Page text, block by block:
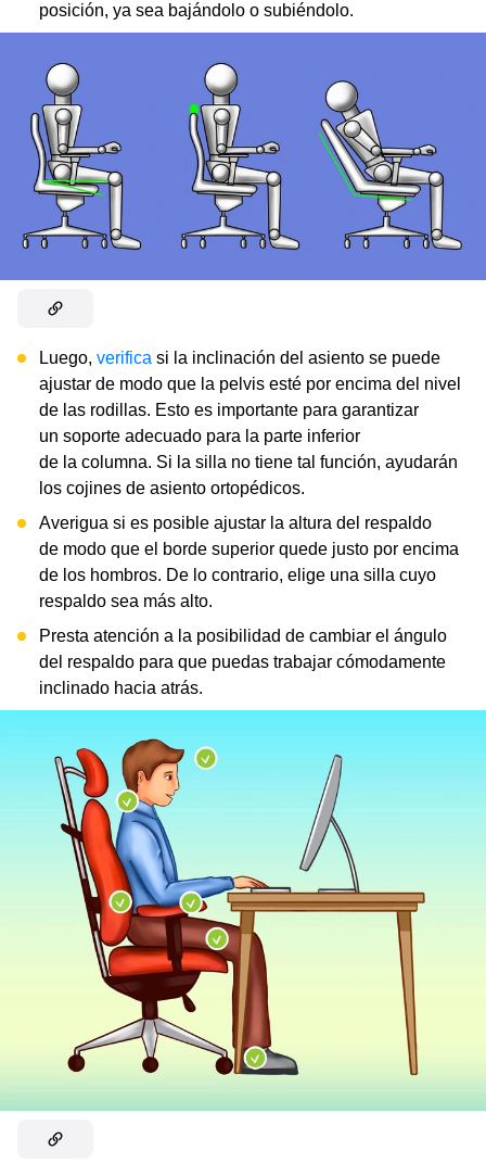
posición, ya sea bajándolo o subiéndolo.
Luego, verifica si la inclinación del asiento se puede
ajustar de modo que la pelvis esté por encima del nivel
de las rodillas. Esto es importante para garantizar
un soporte adecuado para la parte inferior
de la columna. Si la silla no tiene tal función, ayudarán
los cojines de asiento ortopédicos.
Averigua si es posible ajustar la altura del respaldo
de modo que el borde superior quede justo por encima
de los hombros. De lo contrario, elige una silla cuyo
respaldo sea más alto.
Presta atención a la posibilidad de cambiar el ángulo
del respaldo para que puedas trabajar cómodamente
inclinado hacia atrás.